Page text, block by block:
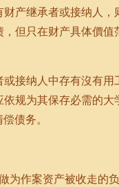
财产继承者或接纳人，
，但只在财产具体價值
或接纳人中存有沒有用
依规为其保存必需的大
债务。
为作案资产被收走的